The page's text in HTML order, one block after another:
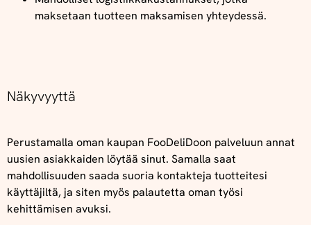
maksetaan tuotteen maksamisen yhteydessä.
Näkyvyyttä
Perustamalla oman kaupan FooDeliDoon palveluun annat
uusien asiakkaiden löytää sinut. Samalla saat
mahdollisuuden saada suoria kontakteja tuotteitesi
käyttäjiltä, ja siten myös palautetta oman työsi
kehittämisen avuksi.